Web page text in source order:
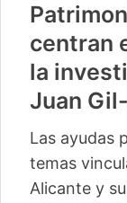
centran
la
Juan
Las ayudas
temas
Alicante y